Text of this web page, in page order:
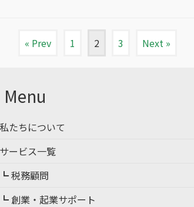
« Prev 1 2 3 Next »
Menu
私たちについて
サービス一覧
┗ 税務顧問
┗ 創業・起業サポート